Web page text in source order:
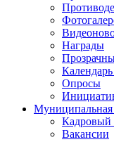
Награды
Опросы
Муниципальная
Кадровый
Вакансии